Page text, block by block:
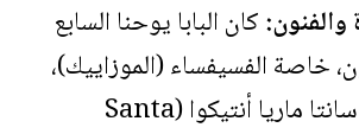
والفنون:كان البابا يوحنا السابع
خاصة الفسيفساء (الموزاييك)،
وقد زيّن كنيسة سانتا ماريا أنتيكوا (Santa